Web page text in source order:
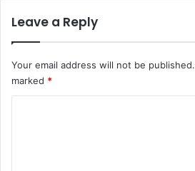
Leave a Reply
Your email address will not be published.
marked *